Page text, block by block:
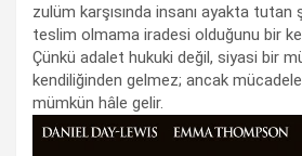
zulüm karşısında insanı ayakta tutan
teslim olmama iradesi olduğunu bir
Çünkü adalet hukuki değil, siyasi bir
kendiliğinden gelmez; ancak
mümkün hâle gelir.